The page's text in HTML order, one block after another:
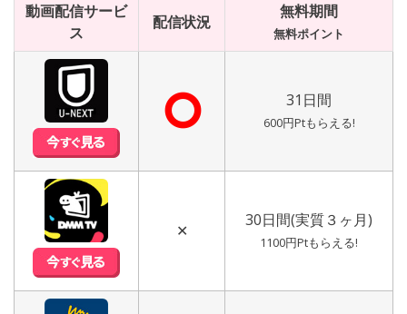
動画配信サービ
ス
配信状況
無料期間
無料ポイント
⭘ 31日間
600円Ptもらえる!
✕
30日間(実質３ヶ月)
1100円Ptもらえる!